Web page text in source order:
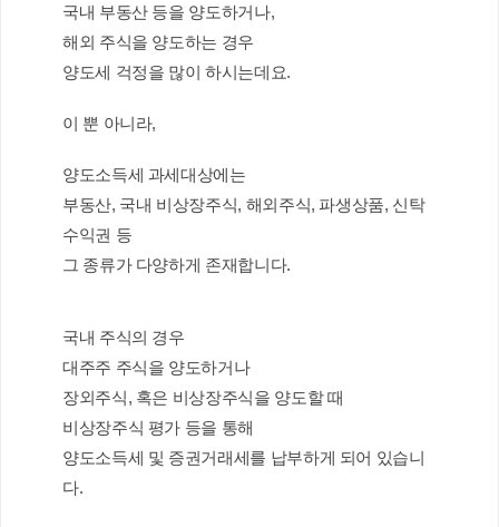
국내 부동산 등을 양도하거나,
해외 주식을 양도하는 경우
양도세 걱정을 많이 하시는데요.
이 뿐 아니라,
양도소득세 과세대상에는
부동산, 국내 비상장주식, 해외주식, 파생상품, 신탁
수익권 등
그 종류가 다양하게 존재합니다.
국내 주식의 경우
대주주 주식을 양도하거나
장외주식, 혹은 비상장주식을 양도할 때
비상장주식 평가 등을 통해
양도소득세 및 증권거래세를 납부하게 되어 있습니
다.